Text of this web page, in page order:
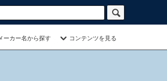
ーカー名から探す コンテンツを見る